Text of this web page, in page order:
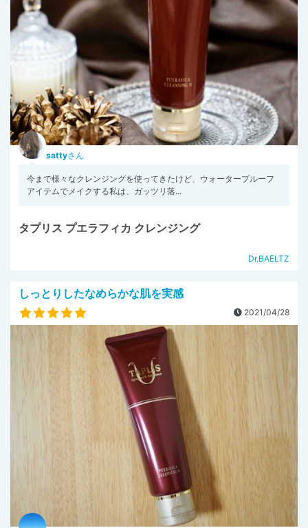
sattyさん
今まで様々なクレンジングを使ってきたけど、ウォータープルーフ
アイテムでメイクする私は、ガッツリ落...
タプリス プエラフィカ クレンジング
Dr.BAELTZ
しっとりしたなめらかな肌を実感
2021/04/28